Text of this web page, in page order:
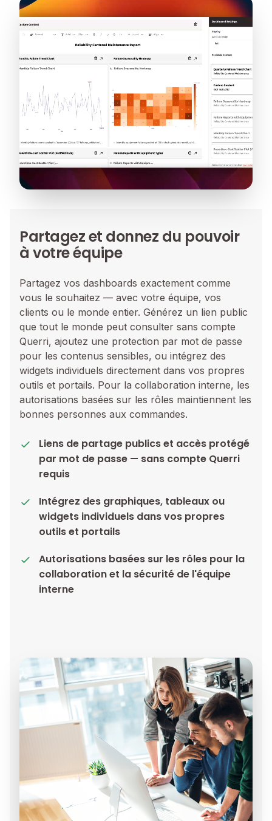
Partagez et donnez du pouvoir
à votre équipe
Partagez vos dashboards exactement comme
vous le souhaitez — avec votre équipe, vos
clients ou le monde entier. Générez un lien public
que tout le monde peut consulter sans compte
Querri, ajoutez une protection par mot de passe
pour les contenus sensibles, ou intégrez des
widgets individuels directement dans vos propres
outils et portails. Pour la collaboration interne, les
autorisations basées sur les rôles maintiennent les
bonnes personnes aux commandes.
Liens de partage publics et accès protégé
par mot de passe — sans compte Querri
requis
Intégrez des graphiques, tableaux ou
widgets individuels dans vos propres
outils et portails
Autorisations basées sur les rôles pour la
collaboration et la sécurité de l'équipe
interne